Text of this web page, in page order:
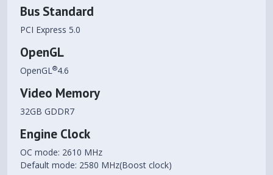
Bus Standard
PCI Express 5.0
OpenGL
OpenGL®4.6
Video Memory
32GB GDDR7
Engine Clock
OC mode: 2610 MHz
Default mode: 2580 MHz(Boost clock)